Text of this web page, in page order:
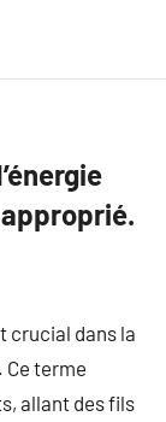
crucial dans la
terme
allant des fils